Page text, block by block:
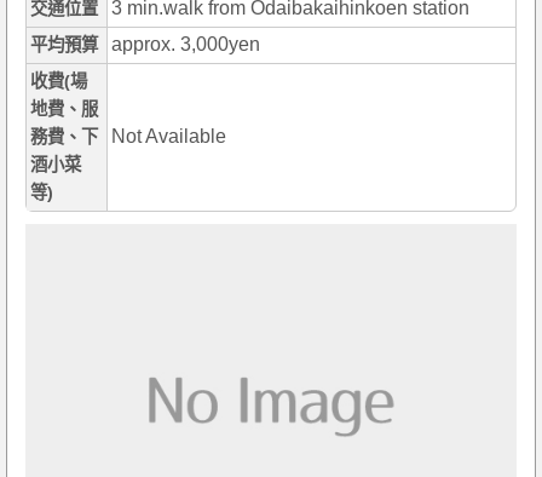
交通位置
3 min.walk from Odaibakaihinkoen station
平均預算 approx. 3,000yen
收費(場
地費、服
務費、下
酒小菜
等)
Not Available